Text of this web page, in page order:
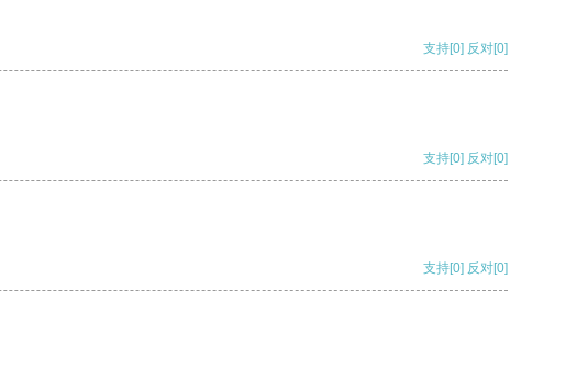
支持[0] 反对[0]
支持[0] 反对[0]
支持[0] 反对[0]